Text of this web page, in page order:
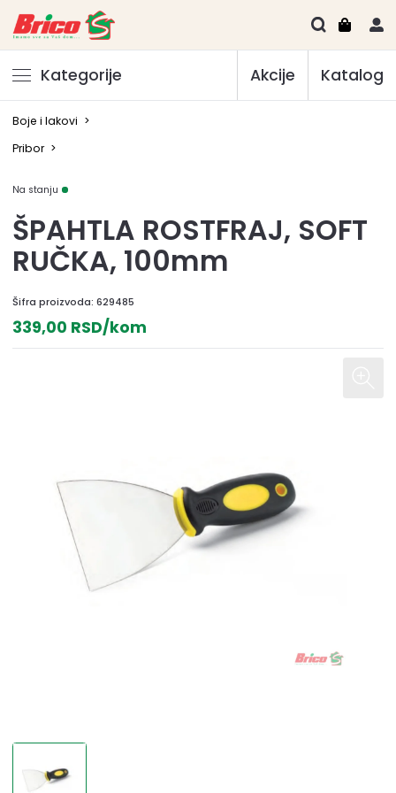
Kategorije Akcije Katalog
Boje i lakovi >
Pribor >
Na stanju
ŠPAHTLA ROSTFRAJ, SOFT
RUČKA, 100mm
Šifra proizvoda: 629485
339,00 RSD/kom